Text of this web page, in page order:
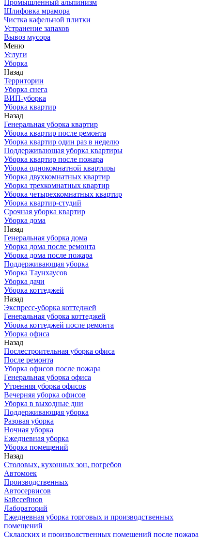
Промышленный альпинизм
Шлифовка мрамора
Чистка кафельной плитки
Устранение запахов
Вывоз мусора
Меню
Услуги
Уборка
Назад
Территории
Уборка снега
ВИП-уборка
Уборка квартир
Назад
Генеральная уборка квартир
Уборка квартир после ремонта
Уборка квартир один раз в неделю
Поддерживающая уборка квартиры
Уборка квартир после пожара
Уборка однокомнатной квартиры
Уборка двухкомнатных квартир
Уборка трехкомнатных квартир
Уборка четырехкомнатных квартир
Уборка квартир-студий
Срочная уборка квартир
Уборка дома
Назад
Генеральная уборка дома
Уборка дома после ремонта
Уборка дома после пожара
Поддерживающая уборка
Уборка Таунхаусов
Уборка дачи
Уборка коттеджей
Назад
Экспресс-уборка коттеджей
Генеральная уборка коттеджей
Уборка коттеджей после ремонта
Уборка офиса
Назад
Послестроительная уборка офиса
После ремонта
Уборка офисов после пожара
Генеральная уборка офиса
Утренняя уборка офисов
Вечерняя уборка офисов
Уборка в выходные дни
Поддерживающая уборка
Разовая уборка
Ночная уборка
Ежедневная уборка
Уборка помещений
Назад
Столовых, кухонных зон, погребов
Автомоек
Производственных
Автосервисов
Байссейнов
Лабораторий
Ежедневная уборка торговых и производственных
помещений
Складских и производственных помещений после пожара